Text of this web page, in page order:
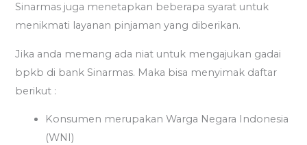
Sinarmas juga menetapkan beberapa syarat untuk
menikmati layanan pinjaman yang diberikan.
Jika anda memang ada niat untuk mengajukan gadai
bpkb di bank Sinarmas. Maka bisa menyimak daftar
berikut :
Konsumen merupakan Warga Negara Indonesia
(WNI)